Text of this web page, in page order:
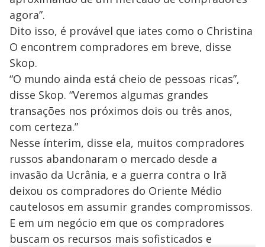
agora”.
Dito isso, é provável que iates como o Christina
O encontrem compradores em breve, disse
Skop.
“O mundo ainda está cheio de pessoas ricas”,
disse Skop. “Veremos algumas grandes
transações nos próximos dois ou três anos,
com certeza.”
Nesse ínterim, disse ela, muitos compradores
russos abandonaram o mercado desde a
invasão da Ucrânia, e a guerra contra o Irã
deixou os compradores do Oriente Médio
cautelosos em assumir grandes compromissos.
E em um negócio em que os compradores
buscam os recursos mais sofisticados e